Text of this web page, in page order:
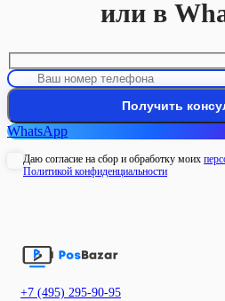
или в
WhatsApp
Даю согласие на сбор и обработку моих
Политикой конфиденциальности
+7 (495) 295-90-95